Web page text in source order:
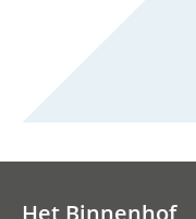
Het Binnenhof